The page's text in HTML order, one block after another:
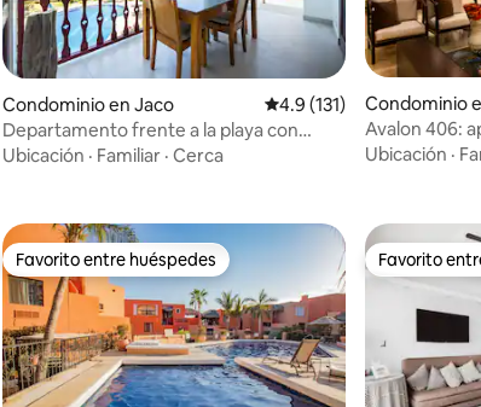
4.96 de 5; 136 evaluaciones
Condominio en Jaco Calificación promedio:
4.9 (131)
Departamento frente a la playa con
azotea privada
Ubicación · Familiar · Cerca
Condominio
Avalon 406:
privada y
Ubicación ·
Favorito entre huéspedes
Favorito entre huéspedes Favorito
Favorito